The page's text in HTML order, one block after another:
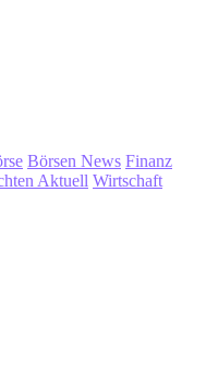
Börsen News Finanz
Aktuell Wirtschaft